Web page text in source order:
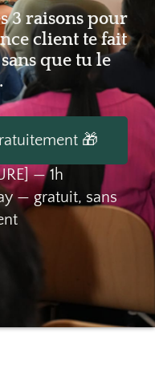
3 raisons pour
client te fait
que tu le
🎁
— 1h
— gratuit, sans